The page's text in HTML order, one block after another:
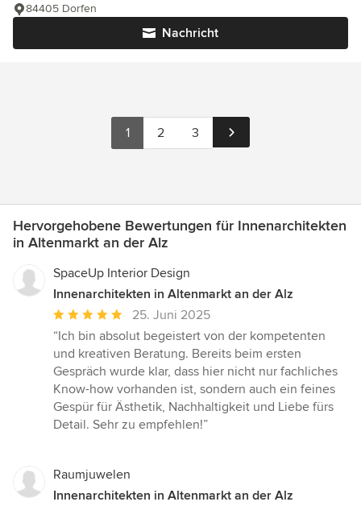
Nachricht
84405 Dorfen
1 2 3
Hervorgehobene Bewertungen für Innenarchitekten
in Altenmarkt an der Alz
SpaceUp Interior Design
Innenarchitekten in Altenmarkt an der Alz
Durchschnittliche
Bewertung:
5
von
5
Sternen
25. Juni 2025
“Ich bin absolut begeistert von der kompetenten
und kreativen Beratung. Bereits beim ersten
Gespräch wurde klar, dass hier nicht nur fachliches
Know-how vorhanden ist, sondern auch ein feines
Gespür für Ästhetik, Nachhaltigkeit und Liebe fürs
Detail. Sehr zu empfehlen!”
Raumjuwelen
Innenarchitekten in Altenmarkt an der Alz